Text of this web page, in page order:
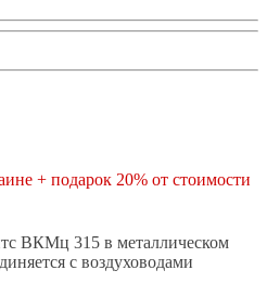
+ подарок 20% от стоимости
ВКМц 315 в металлическом
с воздуховодами